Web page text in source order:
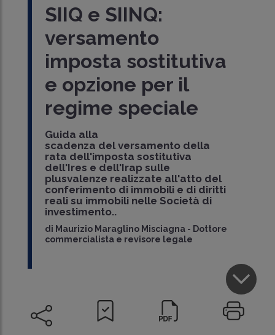
SIIQ e SIINQ:
versamento
imposta sostitutiva
e opzione per il
regime speciale
Guida alla
scadenza del versamento della
rata dell'imposta sostitutiva
dell'Ires e dell'Irap sulle
plusvalenze realizzate all'atto del
conferimento di immobili e di diritti
reali su immobili nelle Società di
investimento..
di Maurizio Maraglino Misciagna - Dottore
commercialista e revisore legale